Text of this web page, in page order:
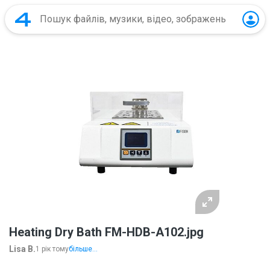
Heating Dry Bath FM-HDB-A102.jpg
Lisa B.1 рік томубільше...